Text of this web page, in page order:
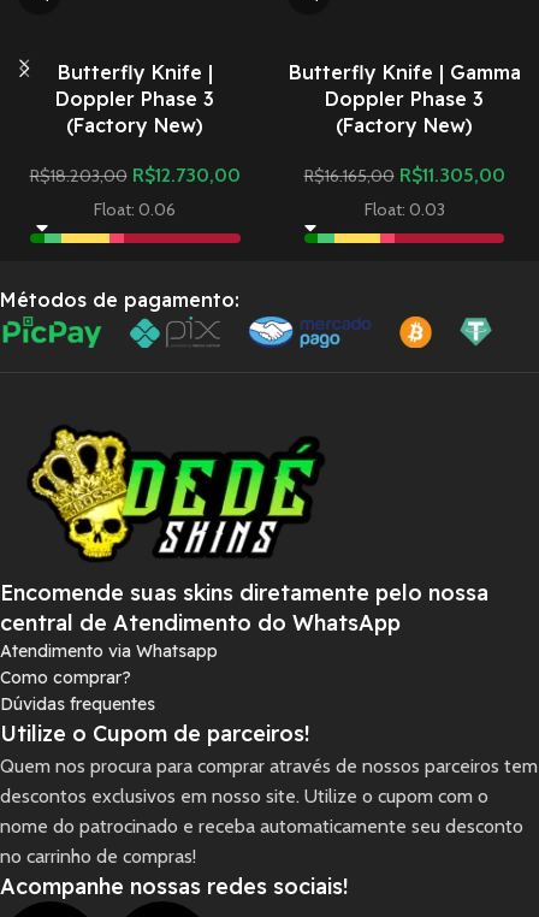
Butterfly Knife |
Doppler Phase 3
(Factory New)
R$18.203,00 R$12.730,00
Float: 0.06
Butterfly Knife | Gamma
Doppler Phase 3
(Factory New)
R$16.165,00 R$11.305,00
Float: 0.03
Métodos de pagamento:
Encomende suas skins diretamente pelo nossa
central de Atendimento do WhatsApp
Atendimento via Whatsapp
Como comprar?
Dúvidas frequentes
Utilize o Cupom de parceiros!
Quem nos procura para comprar através de nossos parceiros tem
descontos exclusivos em nosso site. Utilize o cupom com o
nome do patrocinado e receba automaticamente seu desconto
no carrinho de compras!
Acompanhe nossas redes sociais!